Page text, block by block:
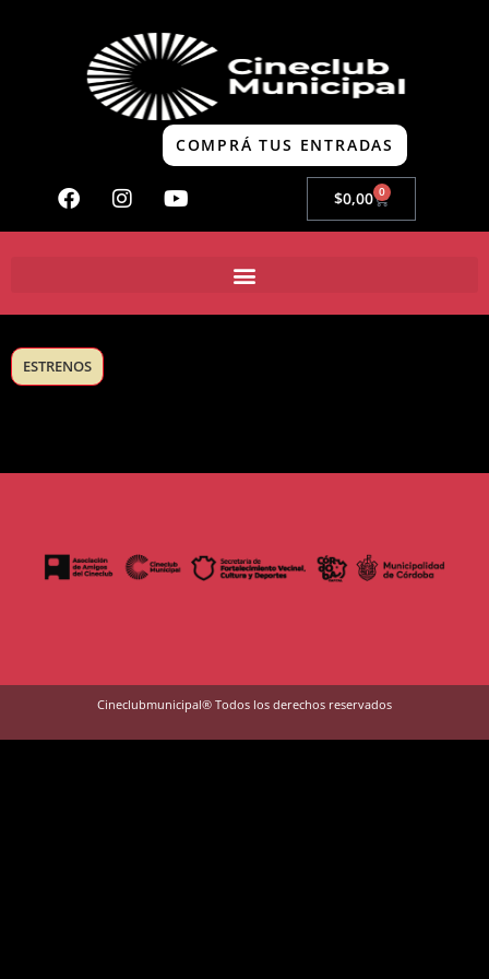
COMPRÁ TUS ENTRADAS
$0,00 0
ESTRENOS
Cineclubmunicipal® Todos los derechos reservados